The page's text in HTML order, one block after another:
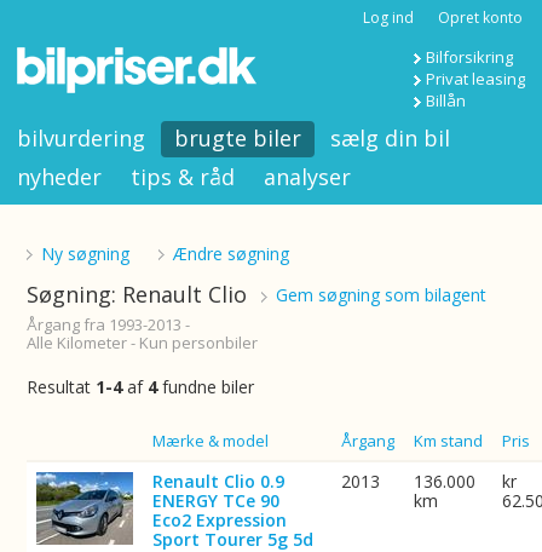
Log ind Opret konto
Bilforsikring
Privat leasing
Billån
bilvurdering brugte biler
sælg din bil
nyheder
tips & råd analyser
Ny søgning Ændre søgning
Søgning: Renault Clio Gem søgning som bilagent
Årgang fra 1993-2013 -
Alle Kilometer - Kun personbiler
Resultat 1-4af 4fundne biler
Mærke & model Årgang Km stand Pris
Renault Clio 0.9
ENERGY TCe 90
Eco2 Expression
Sport Tourer 5g 5d
2013
136.000
km
kr